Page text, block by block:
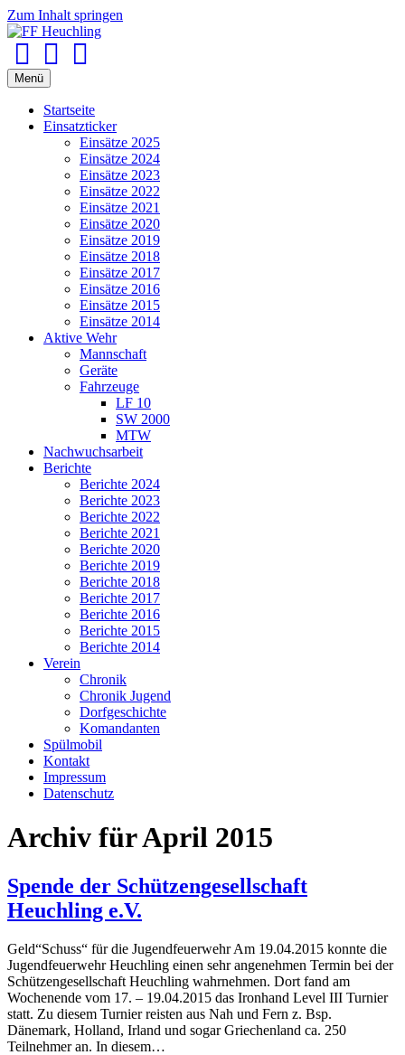
Zum Inhalt springen
Menü
Startseite
Einsatzticker
Einsätze 2025
Einsätze 2024
Einsätze 2023
Einsätze 2022
Einsätze 2021
Einsätze 2020
Einsätze 2019
Einsätze 2018
Einsätze 2017
Einsätze 2016
Einsätze 2015
Einsätze 2014
Aktive Wehr
Mannschaft
Geräte
Fahrzeuge
LF 10
SW 2000
MTW
Nachwuchsarbeit
Berichte
Berichte 2024
Berichte 2023
Berichte 2022
Berichte 2021
Berichte 2020
Berichte 2019
Berichte 2018
Berichte 2017
Berichte 2016
Berichte 2015
Berichte 2014
Verein
Chronik
Chronik Jugend
Dorfgeschichte
Komandanten
Spülmobil
Kontakt
Impressum
Datenschutz
Archiv für April 2015
Spende der Schützengesellschaft
Heuchling e.V.
Geld“Schuss“ für die Jugendfeuerwehr Am 19.04.2015 konnte die
Jugendfeuerwehr Heuchling einen sehr angenehmen Termin bei der
Schützengesellschaft Heuchling wahrnehmen. Dort fand am
Wochenende vom 17. – 19.04.2015 das Ironhand Level III Turnier
statt. Zu diesem Turnier reisten aus Nah und Fern z. Bsp.
Dänemark, Holland, Irland und sogar Griechenland ca. 250
Teilnehmer an. In diesem…